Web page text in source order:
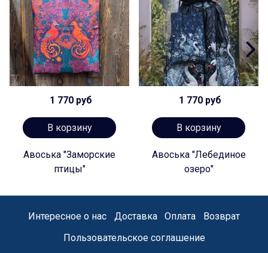
1 770 руб
В корзину
Авоська "Заморские
птицы"
1 770 руб
В корзину
Авоська "Лебединое
озеро"
Интересное о нас Доставка Оплата
Возврат
Пользовательское соглашение